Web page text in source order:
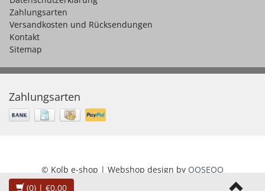
Zahlungsarten
Versandkosten und Rücksendungen
Kontakt
Sitemap
Zahlungsarten
© Kolb e-shop | Webshop design by OOSEOO
(0) | €0,00